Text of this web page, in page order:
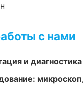
с нами
и